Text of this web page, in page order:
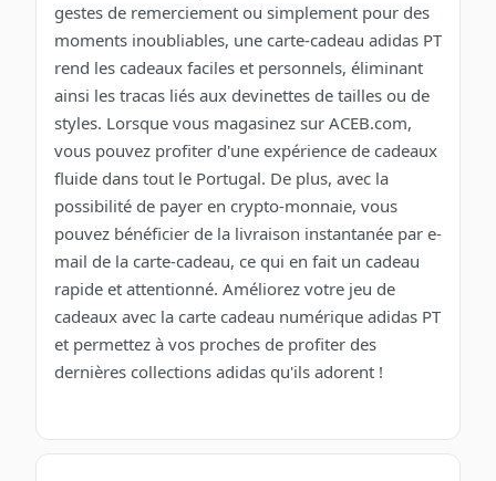
gestes de remerciement ou simplement pour des
moments inoubliables, une carte-cadeau adidas PT
rend les cadeaux faciles et personnels, éliminant
ainsi les tracas liés aux devinettes de tailles ou de
styles. Lorsque vous magasinez sur ACEB.com,
vous pouvez profiter d'une expérience de cadeaux
fluide dans tout le Portugal. De plus, avec la
possibilité de payer en crypto-monnaie, vous
pouvez bénéficier de la livraison instantanée par e-
mail de la carte-cadeau, ce qui en fait un cadeau
rapide et attentionné. Améliorez votre jeu de
cadeaux avec la carte cadeau numérique adidas PT
et permettez à vos proches de profiter des
dernières collections adidas qu'ils adorent !